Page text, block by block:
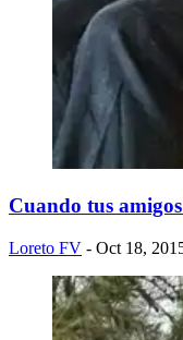
Cuando tus
Loreto FV - Oct 18,